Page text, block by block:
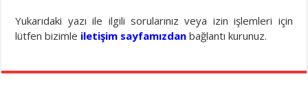
Yukarıdaki yazı ile ilgili sorularınız veya izin işlemleri için
lütfen bizimle iletişim sayfamızdan bağlantı kurunuz.